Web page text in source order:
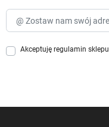
Akceptuję regulamin sklepu